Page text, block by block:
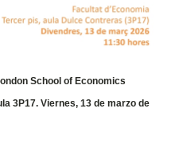
School of Economics
3P17. Viernes, 13 de marzo de